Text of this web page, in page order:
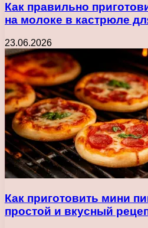
Как правильно
на молоке в кастрюле
23.06.2026
Как приготовить мини
простой и вкусный